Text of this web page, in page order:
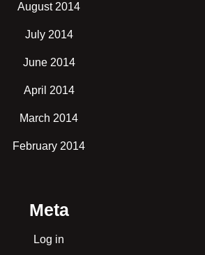
August 2014
July 2014
June 2014
April 2014
March 2014
February 2014
Meta
Log in